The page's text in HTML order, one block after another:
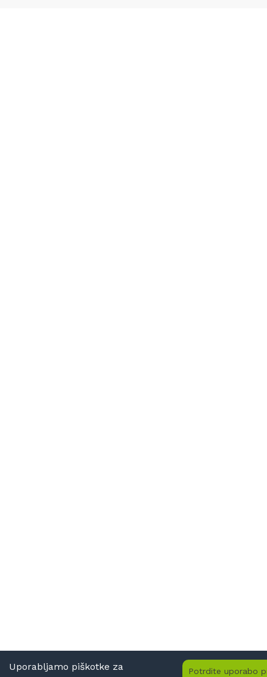
Potrdite uporabo
Uporabljamo piškotke za